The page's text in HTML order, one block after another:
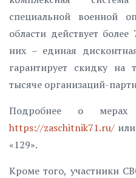
специальной военной
области действует
них – единая
гарантирует скидку
тысяче организаций-
Подробнее о
https://zaschitnik71.ru/
«129».
Кроме того, участники